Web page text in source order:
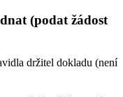
(podat žádost
držitel dokladu (není